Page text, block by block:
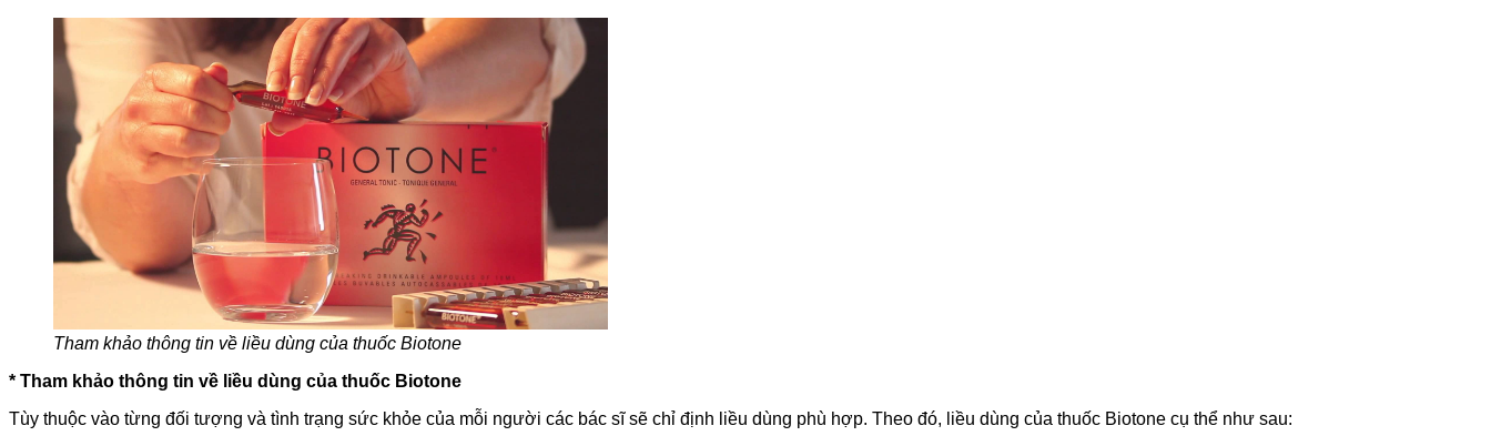
Tham khảo thông tin về liều dùng của thuốc Biotone
* Tham khảo thông tin về liều dùng của thuốc Biotone
Tùy thuộc vào từng đối tượng và tình trạng sức khỏe của mỗi người các bác sĩ sẽ chỉ định liều dùng phù hợp. Theo đó, liều dùng của thuốc Biotone cụ thể như sau: